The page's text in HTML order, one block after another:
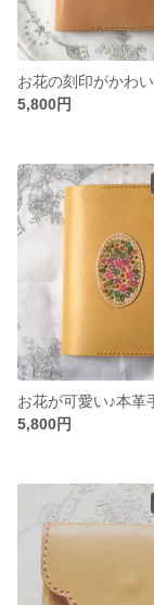
5,800円
5,800円